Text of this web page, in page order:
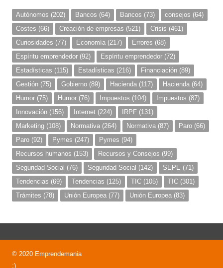
Autónomos (202) Bancos (64) Bancos (73) consejos (64)
Costes (66) Creación de empresas (521) Crisis (461)
Curiosidades (77) Economía (217) Errores (68)
Espíritu emprendedor (92) Espíritu emprendedor (72)
Estadísticas (115) Estadísticas (216) Financiación (89)
Gestión (75) Gobierno (89) Hacienda (117) Hacienda (64)
Humor (75) Humor (76) Impuestos (104) Impuestos (87)
Innovación (156) Internet (224) IRPF (131)
Marketing (108) Normativa (264) Normativa (87) Paro (66)
Paro (92) Pymes (247) Pymes (94)
Recursos humanos (153) Recursos y Consejos (99)
Seguridad Social (76) Seguridad Social (142) SEPE (71)
Tendencias (69) Tendencias (125) TIC (105) TIC (301)
Trámites (78) Unión Europea (77) Unión Europea (83)
© 2020 Emprendemania
;)